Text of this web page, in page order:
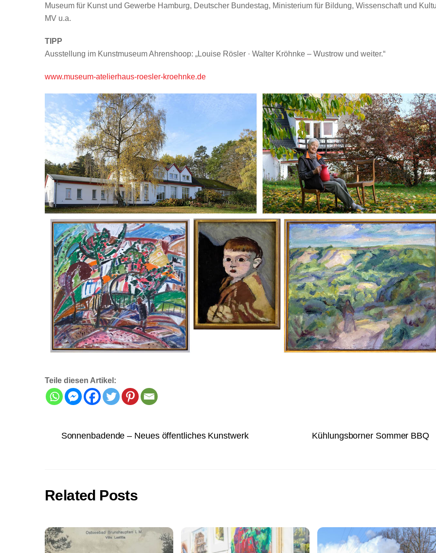
Museum für Kunst und Gewerbe Hamburg, Deutscher Bundestag, Ministerium für Bildung, Wissenschaft und
MV u.a.
TIPP
Ausstellung im Kunstmuseum Ahrenshoop: „Louise Rösler · Walter Kröhnke – Wustrow und weiter.“
www.museum-atelierhaus-roesler-kroehnke.de
Teile diesen Artikel:
Sonnenbadende – Neues öffentliches Kunstwerk Kühlungsborner Sommer BBQ
Related Posts